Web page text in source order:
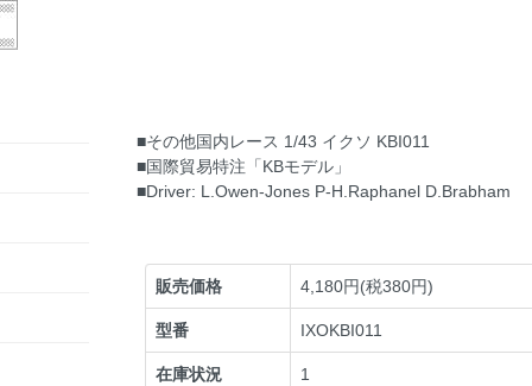
■その他国内レース 1/43 イクソ KBI011
■国際貿易特注「KBモデル」
■Driver: L.Owen-Jones P-H.Raphanel D.Brabham
販売価格 4,180円(税380円)
型番 IXOKBI011
在庫状況 1